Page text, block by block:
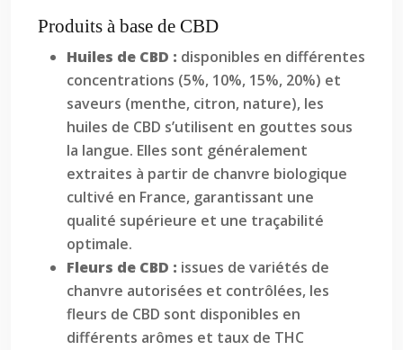
Produits à base de CBD
Huiles de CBD : disponibles en différentes
concentrations (5%, 10%, 15%, 20%) et
saveurs (menthe, citron, nature), les
huiles de CBD s’utilisent en gouttes sous
la langue. Elles sont généralement
extraites à partir de chanvre biologique
cultivé en France, garantissant une
qualité supérieure et une traçabilité
optimale.
Fleurs de CBD : issues de variétés de
chanvre autorisées et contrôlées, les
fleurs de CBD sont disponibles en
différents arômes et taux de THC